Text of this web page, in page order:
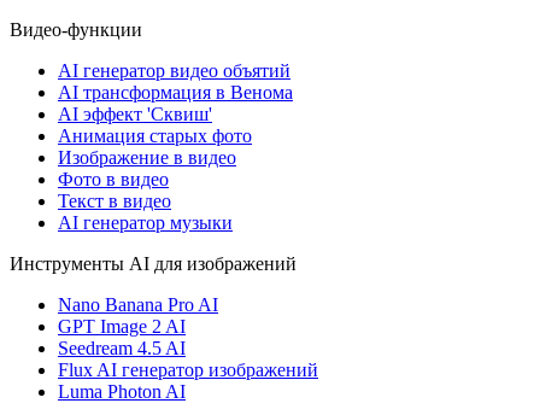
Видео-функции
AI генератор видео объятий
AI трансформация в Венома
AI эффект 'Сквиш'
Анимация старых фото
Изображение в видео
Фото в видео
Текст в видео
AI генератор музыки
Инструменты AI для изображений
Nano Banana Pro AI
GPT Image 2 AI
Seedream 4.5 AI
Flux AI генератор изображений
Luma Photon AI